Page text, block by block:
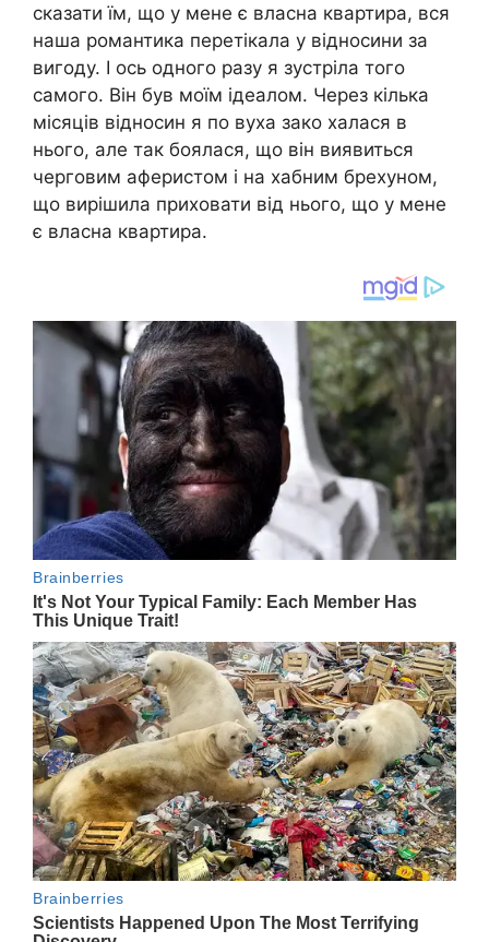
сказати їм, що у мене є власна квартира, вся
наша романтика перетікала у відносини за
вигоду. І ось одного разу я зустріла того
самого. Він був моїм ідеалом. Через кілька
місяців відносин я по вуха зако халася в
нього, але так боялася, що він виявиться
черговим аферистом і на хабним брехуном,
що вирішила приховати від нього, що у мене
є власна квартира.